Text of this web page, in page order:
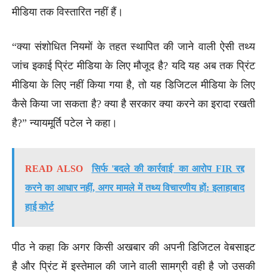
मीडिया तक विस्तारित नहीं हैं।
“क्या संशोधित नियमों के तहत स्थापित की जाने वाली ऐसी तथ्य
जांच इकाई प्रिंट मीडिया के लिए मौजूद है? यदि यह अब तक प्रिंट
मीडिया के लिए नहीं किया गया है, तो यह डिजिटल मीडिया के लिए
कैसे किया जा सकता है? क्या है सरकार क्या करने का इरादा रखती
है?” न्यायमूर्ति पटेल ने कहा।
READ ALSO
सिर्फ 'बदले की कार्रवाई' का आरोप FIR रद्द
करने का आधार नहीं, अगर मामले में तथ्य विचारणीय हों: इलाहाबाद
हाई कोर्ट
पीठ ने कहा कि अगर किसी अखबार की अपनी डिजिटल वेबसाइट
है और प्रिंट में इस्तेमाल की जाने वाली सामग्री वही है जो उसकी